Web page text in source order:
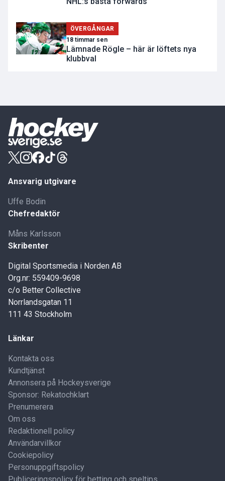
ÖVERGÅNGAR
18 timmar sen
Lämnade Rögle – här är löftets nya
klubbval
Ansvarig utgivare
Uffe Bodin
Chefredaktör
Måns Karlsson
Skribenter
Digital Sportsmedia i Norden AB
Org.nr: 559409-9698
c/o Better Collective
Norrlandsgatan 11
111 43 Stockholm
Länkar
Kontakta oss
Kundtjänst
Annonsera på Hockeysverige
Sponsor: Rekatochklart
Prenumerera
Om oss
Redaktionell policy
Användarvillkor
Cookiepolicy
Personuppgiftspolicy